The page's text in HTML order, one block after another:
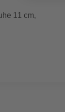
11 cm,